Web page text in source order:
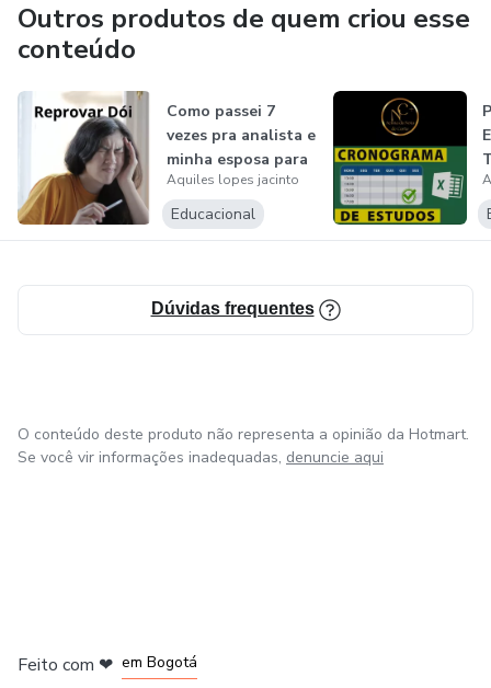
Outros produtos de quem criou esse
conteúdo
Como passei 7
vezes pra analista e
minha esposa para
a magis...
Aquiles lopes jacinto
Educacional
Dúvidas frequentes
O conteúdo deste produto não representa a opinião da Hotmart.
Se você vir informações inadequadas, denuncie aqui
Feito com ❤ em Bogotá